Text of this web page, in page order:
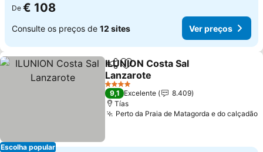
De € 108
Consulte os preços de 12 sites Ver preços
Escolha popular
PartilharAdicionar aos favoritos
ILUNION Costa Sal
Lanzarote
Ver preços
4 Estrelas
9,1 Excelente
8.409
Tías
Perto da Praia de Matagorda e do calçadão